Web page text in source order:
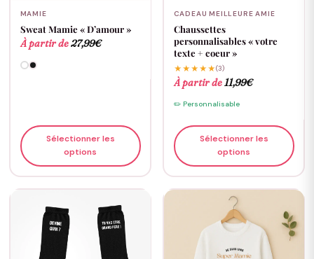
MAMIE
Sweat Mamie « D’amour »
À partir de27,99€
Sélectionner les
options
CADEAU MEILLEURE AMIE
Chaussettes
personnalisables « votre
texte + coeur »
★★★★★(3)
À partir de11,99€
✏️ Personnalisable
Sélectionner les
options